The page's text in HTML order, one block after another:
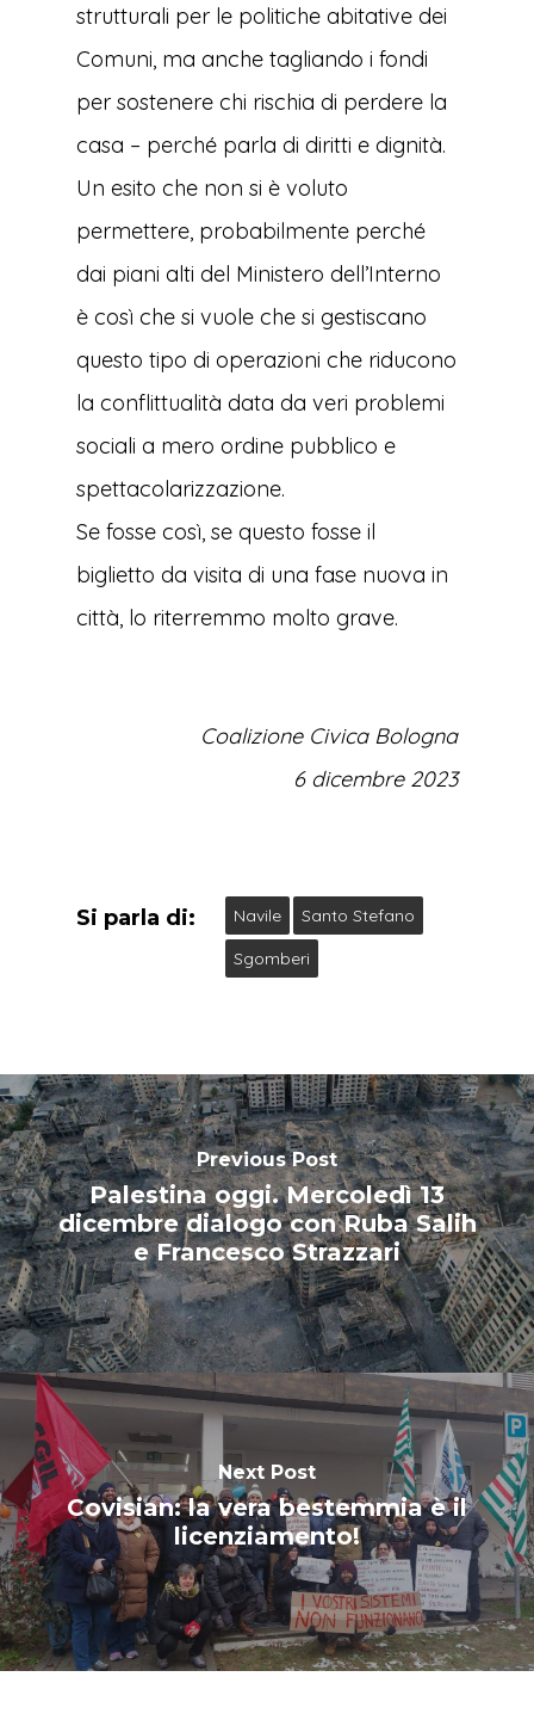
strutturali per le politiche abitative dei
Comuni, ma anche tagliando i fondi
per sostenere chi rischia di perdere la
casa – perché parla di diritti e dignità.
Un esito che non si è voluto
permettere, probabilmente perché
dai piani alti del Ministero dell’Interno
è così che si vuole che si gestiscano
questo tipo di operazioni che riducono
la conflittualità data da veri problemi
sociali a mero ordine pubblico e
spettacolarizzazione.
Se fosse così, se questo fosse il
biglietto da visita di una fase nuova in
città, lo riterremmo molto grave.
Coalizione Civica Bologna
6 dicembre 2023
Si parla di: Navile
Santo Stefano
Sgomberi
Previous Post
Palestina oggi. Mercoledì 13
dicembre dialogo con Ruba Salih
e Francesco Strazzari
Next Post
Covisian: la vera bestemmia è il
licenziamento!